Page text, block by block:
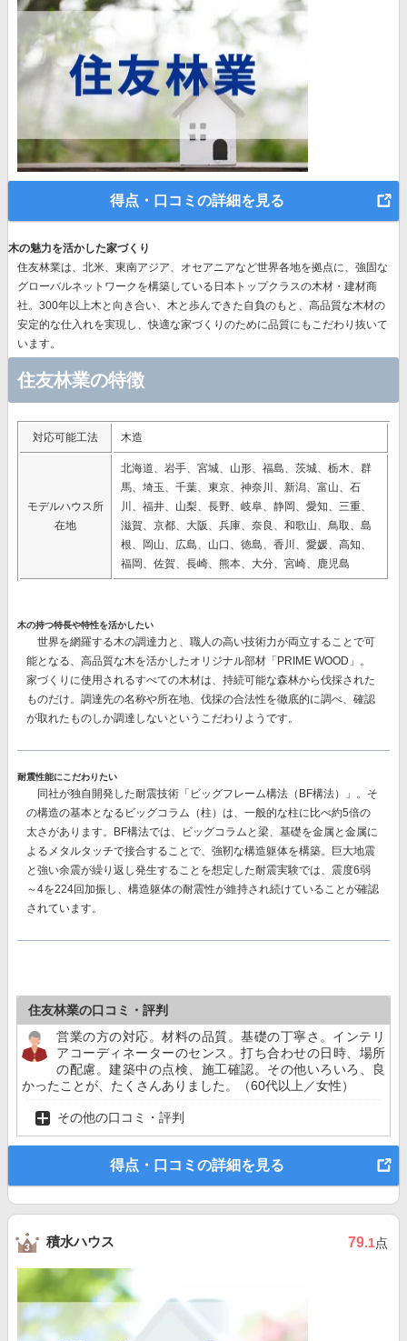
得点・口コミの詳細を見る
木の魅力を活かした家づくり
住友林業は、北米、東南アジア、オセアニアなど世界各地を拠点に、強固な
グローバルネットワークを構築している日本トップクラスの木材・建材商
社。300年以上木と向き合い、木と歩んできた自負のもと、高品質な木材の
安定的な仕入れを実現し、快適な家づくりのために品質にもこだわり抜いて
います。
住友林業の特徴
対応可能工法 木造
モデルハウス所
在地
北海道、岩手、宮城、山形、福島、茨城、栃木、群
馬、埼玉、千葉、東京、神奈川、新潟、富山、石
川、福井、山梨、長野、岐阜、静岡、愛知、三重、
滋賀、京都、大阪、兵庫、奈良、和歌山、鳥取、島
根、岡山、広島、山口、徳島、香川、愛媛、高知、
福岡、佐賀、長崎、熊本、大分、宮崎、鹿児島
木の持つ特長や特性を活かしたい
世界を網羅する木の調達力と、職人の高い技術力が両立することで可
能となる、高品質な木を活かしたオリジナル部材 「PRIME WOOD」。
家づくりに使用されるすべての木材は、持続可能な森林から伐採された
ものだけ。調達先の名称や所在地、伐採の合法性を徹底的に調べ、確認
が取れたものしか調達しないというこだわりようです。
耐震性能にこだわりたい
同社が独自開発した耐震技術 「ビッグフレーム構法（BF構法）」。 そ
の構造の基本となるビッグコラム（柱）は、一般的な柱に比べ約5倍の
太さがあります。BF構法では、ビッグコラムと梁、基礎を金属と金属に
よるメタルタッチで接合することで、強靭な構造躯体を構築。巨大地震
と強い余震が繰り返し発生することを想定した耐震実験では、 震度6弱
～4を224回加振し、構造躯体の耐震性が維持され続けていることが確認
されています。
住友林業の口コミ・評判
営業の方の対応。材料の品質。基礎の丁寧さ。インテリ
アコーディネーターのセンス。打ち合わせの日時、場所
の配慮。建築中の点検、施工確認。その他いろいろ、良
かったことが、たくさんありました。（60代以上／女性）
その他の口コミ・評判
得点・口コミの詳細を見る
積水ハウス 79.1点